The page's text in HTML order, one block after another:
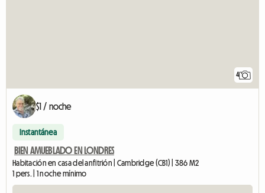
4
$1 / noche
Instantánea
BIEN AMUEBLADO EN LONDRES
Habitación en casa del anfitrión | Cambridge (CB1) | 386 M2
1 pers. | 1 noche mínimo